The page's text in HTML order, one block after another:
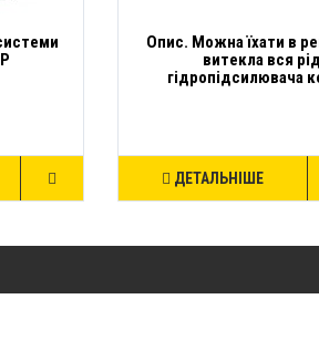
Опис. Можна їхати в
витекла вся
гідропідсилювача
ДЕТАЛЬНІШЕ